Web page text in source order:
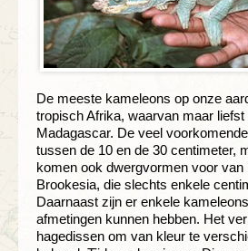
De meeste kameleons op onze
tropisch Afrika, waarvan maar liefst
Madagascar. De veel
tussen de 10 en de 30 centimeter,
komen ook dwergvormen voor van
Brookesia, die slechts enkele
Daarnaast zijn er enkele
afmetingen kunnen hebben. Het
hagedissen om van kleur te